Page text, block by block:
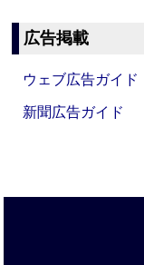
広告掲載
ウェブ広告ガイド
新聞広告ガイド